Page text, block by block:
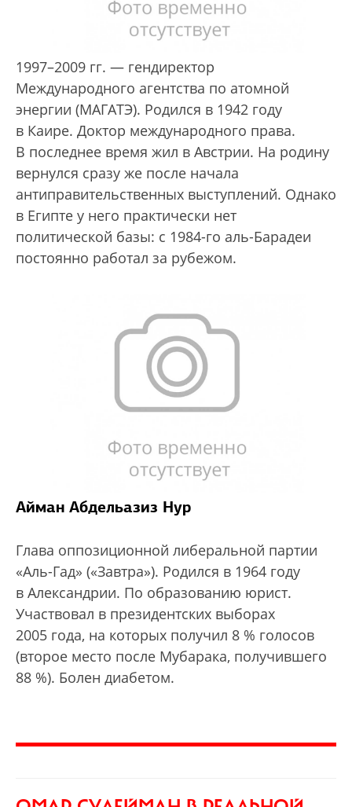
1997–2009 гг. — гендиректор
Международного агентства по атомной
энергии (МАГАТЭ). Родился в 1942 году
в Каире. Доктор международного права.
В последнее время жил в Австрии. На родину
вернулся сразу же после начала
антиправительственных выступлений. Однако
в Египте у него практически нет
политической базы: с 1984-го аль-Барадеи
постоянно работал за рубежом.
Айман Абдельазиз Нур
Глава оппозиционной либеральной партии
«Аль-Гад» («Завтра»). Родился в 1964 году
в Александрии. По образованию юрист.
Участвовал в президентских выборах
2005 года, на которых получил 8 % голосов
(второе место после Мубарака, получившего
88 %). Болен диабетом.